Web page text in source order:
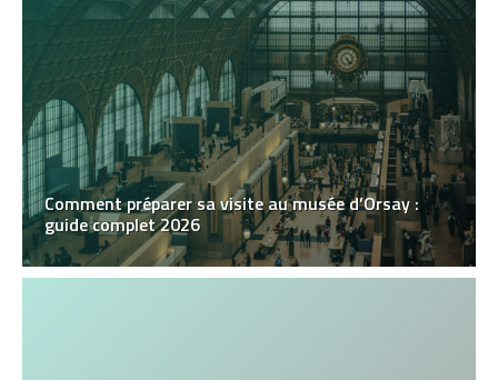
Comment préparer sa visite au musée d’Orsay :
guide complet 2026